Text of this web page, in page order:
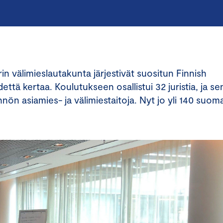
välimieslautakunta järjestivät suositun Finnish
kertaa. Koulutukseen osallistui 32 juristia, ja
asiamies- ja välimiestaitoja. Nyt jo yli 140